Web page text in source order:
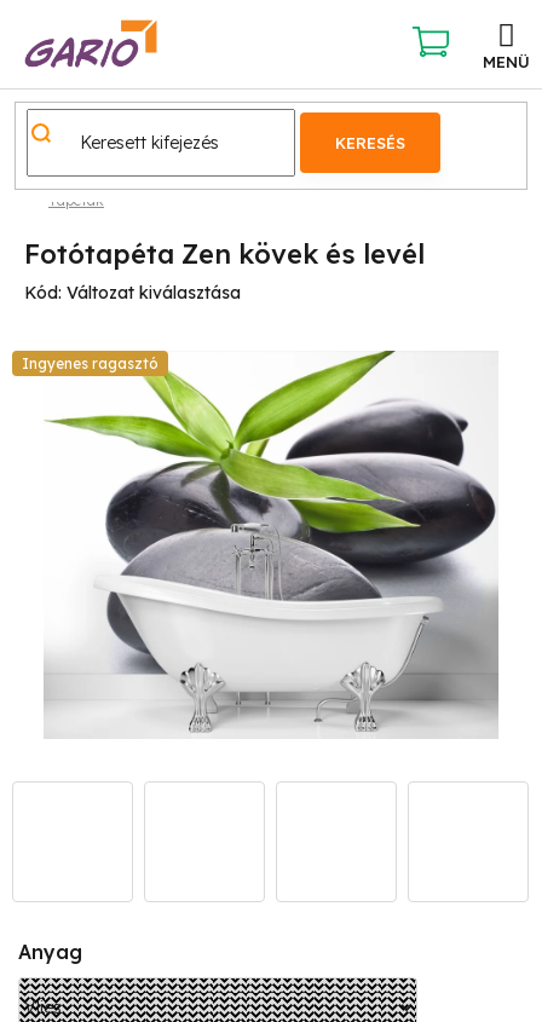
KERESÉS
KOSÁR
Tapéták
Fotótapéta Zen kövek és levél
Kód: Változat kiválasztása
Ingyenes ragasztó
Anyag